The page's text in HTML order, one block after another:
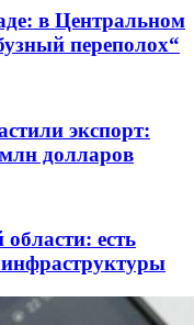
в Центральном
переполох“
экспорт:
долларов
есть